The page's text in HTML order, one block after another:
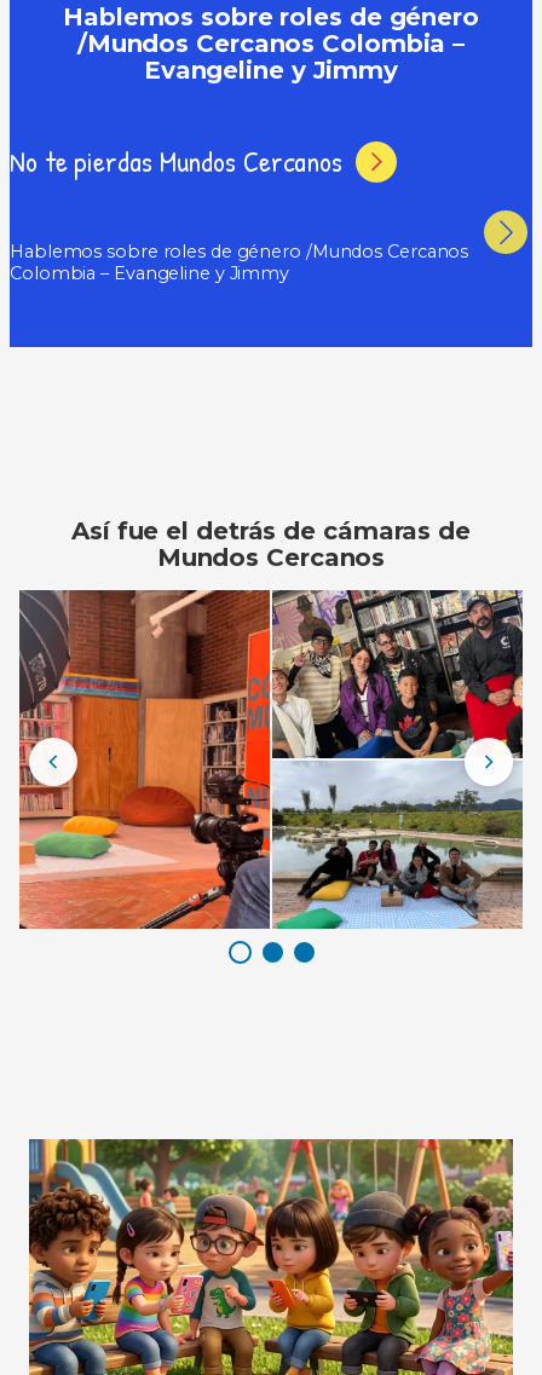
Hablemos sobre roles de género
/Mundos Cercanos Colombia –
Evangeline y Jimmy
No te pierdas Mundos Cercanos
Hablemos sobre roles de género /Mundos Cercanos
Colombia – Evangeline y Jimmy
Así fue el detrás de cámaras de
Mundos Cercanos